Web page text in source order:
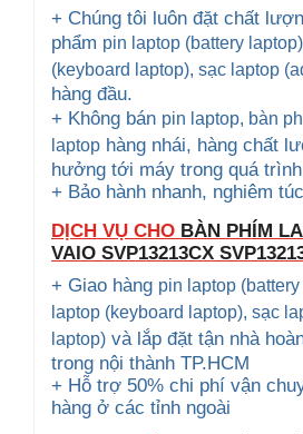
+ Chúng tôi luôn đặt chất
phẩm pin laptop (battery
(keyboard laptop), sạc laptop
hàng đầu.
+ Không bán pin laptop, bàn
laptop hàng nhái, hàng chất
hưởng tới máy trong quá
+ Bảo hành nhanh, nghiêm
DỊCH VỤ CHO BÀN PHÍM
VAIO SVP13213CX
+ Giao hàng pin laptop
laptop (keyboard laptop), sạc
laptop) và lắp đặt tận nhà
trong nội thành TP.HCM
+ Hỗ trợ 50% chi phí vận
hàng ở các tỉnh ngoài